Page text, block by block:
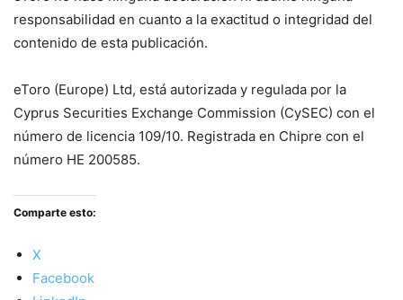
responsabilidad en cuanto a la exactitud o integridad del
contenido de esta publicación.
eToro (Europe) Ltd, está autorizada y regulada por la
Cyprus Securities Exchange Commission (CySEC) con el
número de licencia 109/10. Registrada en Chipre con el
número HE 200585.
Comparte esto:
X
Facebook